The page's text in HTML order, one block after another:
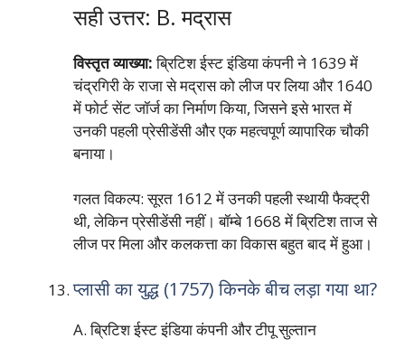
सही उत्तर: B. मद्रास
विस्तृत व्याख्या:ब्रिटिश ईस्ट इंडिया कंपनी ने 1639 में
चंद्रगिरी के राजा से मद्रास को लीज पर लिया और 1640
में फोर्ट सेंट जॉर्ज का निर्माण किया, जिसने इसे भारत में
उनकी पहली प्रेसीडेंसी और एक महत्वपूर्ण व्यापारिक चौकी
बनाया।
गलत विकल्प: सूरत 1612 में उनकी पहली स्थायी फैक्ट्री
थी, लेकिन प्रेसीडेंसी नहीं। बॉम्बे 1668 में ब्रिटिश ताज से
लीज पर मिला और कलकत्ता का विकास बहुत बाद में हुआ।
प्लासी का युद्ध (1757) किनके बीच लड़ा गया था?
A. ब्रिटिश ईस्ट इंडिया कंपनी और टीपू सुल्तान